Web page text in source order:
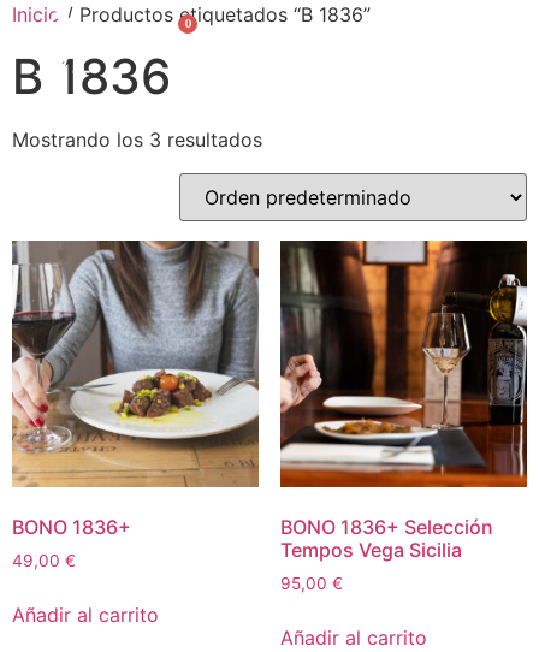
0
Inicio / Productos etiquetados “B 1836”
B 1836
Mostrando los 3 resultados
BONO 1836+
49,00 €
Añadir al carrito
BONO 1836+ Selección
Tempos Vega Sicilia
95,00 €
Añadir al carrito